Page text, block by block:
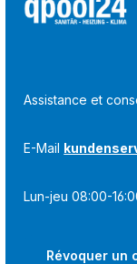
Assistance et
E-Mail
Lun-jeu 08:00-
Révoquer un